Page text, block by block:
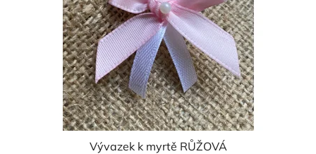
Vývazek k myrtě RŮŽOVÁ